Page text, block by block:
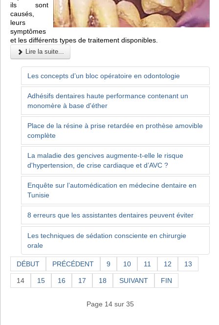
ils sont
causés,
leurs
symptômes
et les différents types de traitement disponibles.
Lire la suite...
Les concepts d’un bloc opératoire en odontologie
Adhésifs dentaires haute performance contenant un
monomère à base d'éther
Place de la résine à prise retardée en prothèse amovible
complète
La maladie des gencives augmente-t-elle le risque
d'hypertension, de crise cardiaque et d’AVC ?
Enquête sur l’automédication en médecine dentaire en
Tunisie
8 erreurs que les assistantes dentaires peuvent éviter
Les techniques de sédation consciente en chirurgie
orale
DÉBUT PRÉCÉDENT 9 10 11 12 13
14 15 16 17 18 SUIVANT FIN
Page 14 sur 35